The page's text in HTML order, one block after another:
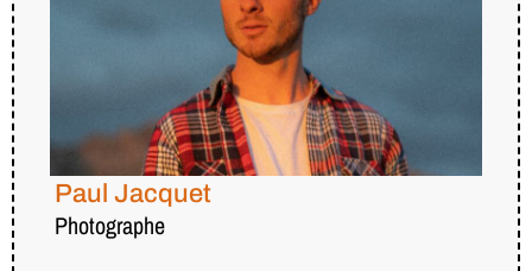
Paul Jacquet
Photographe